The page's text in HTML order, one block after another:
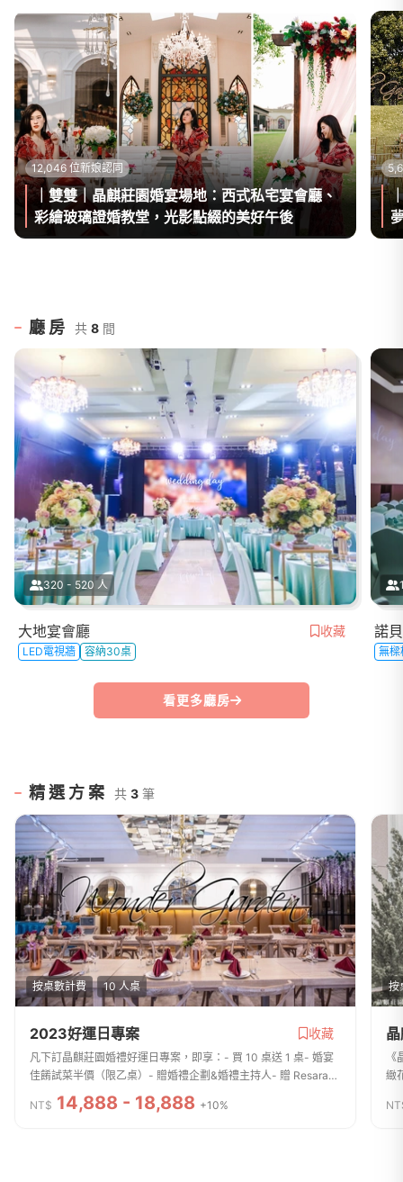
12,046 位新娘認同
｜雙雙｜晶麒莊園婚宴場地：西式私宅宴會廳、
彩繪玻璃證婚教堂，光影點綴的美好午後
廳房 共 8 間
320 - 520 人
大地宴會廳 收藏
LED電視牆 容納30桌
諾
無樑
看更多廳房
精選方案 共 3 筆
按桌數計費 10 人桌
2023好運日專案 收藏
​凡下訂晶麒莊園婚禮好運日專案​，即享：- 買 10 桌送 1 桌- 婚宴
佳餚試菜半價（限乙桌）- 贈婚禮企劃&婚禮主持人- 贈 Resarah
時尚手作婚紗鞋- 贈麋鹿小姐送客主題背板- 加購戶外草地/歐風教
堂證婚 7 折20231/7、1/...
NT$ 14,888 - 18,888 +10%
按
緻
供